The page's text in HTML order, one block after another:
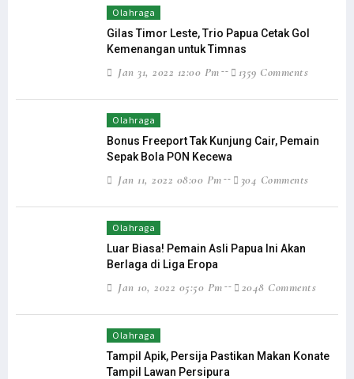
Olahraga
Gilas Timor Leste, Trio Papua Cetak Gol
Kemenangan untuk Timnas
Jan 31, 2022 12:00 Pm 1359 Comments
Olahraga
Bonus Freeport Tak Kunjung Cair, Pemain
Sepak Bola PON Kecewa
Jan 11, 2022 08:00 Pm 304 Comments
Olahraga
Luar Biasa! Pemain Asli Papua Ini Akan
Berlaga di Liga Eropa
Jan 10, 2022 05:50 Pm 2048 Comments
Olahraga
Tampil Apik, Persija Pastikan Makan Konate
Tampil Lawan Persipura